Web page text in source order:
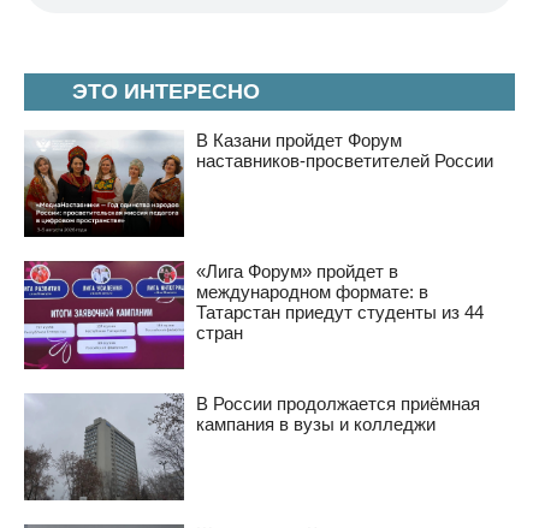
ЭТО ИНТЕРЕСНО
В Казани пройдет Форум
наставников-просветителей России
«Лига Форум» пройдет в
международном формате: в
Татарстан приедут студенты из 44
стран
В России продолжается приёмная
кампания в вузы и колледжи